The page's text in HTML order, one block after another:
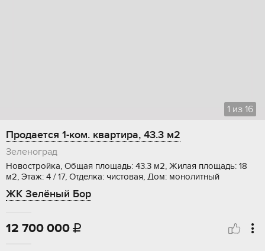
1 из 16
Продается 1-ком. квартира, 43.3 м2
Зеленоград
Новостройка, Общая площадь: 43.3 м2, Жилая площадь: 18
м2, Этаж: 4 / 17, Отделка: чистовая, Дом: монолитный
ЖК Зелёный Бор
12 700 000 